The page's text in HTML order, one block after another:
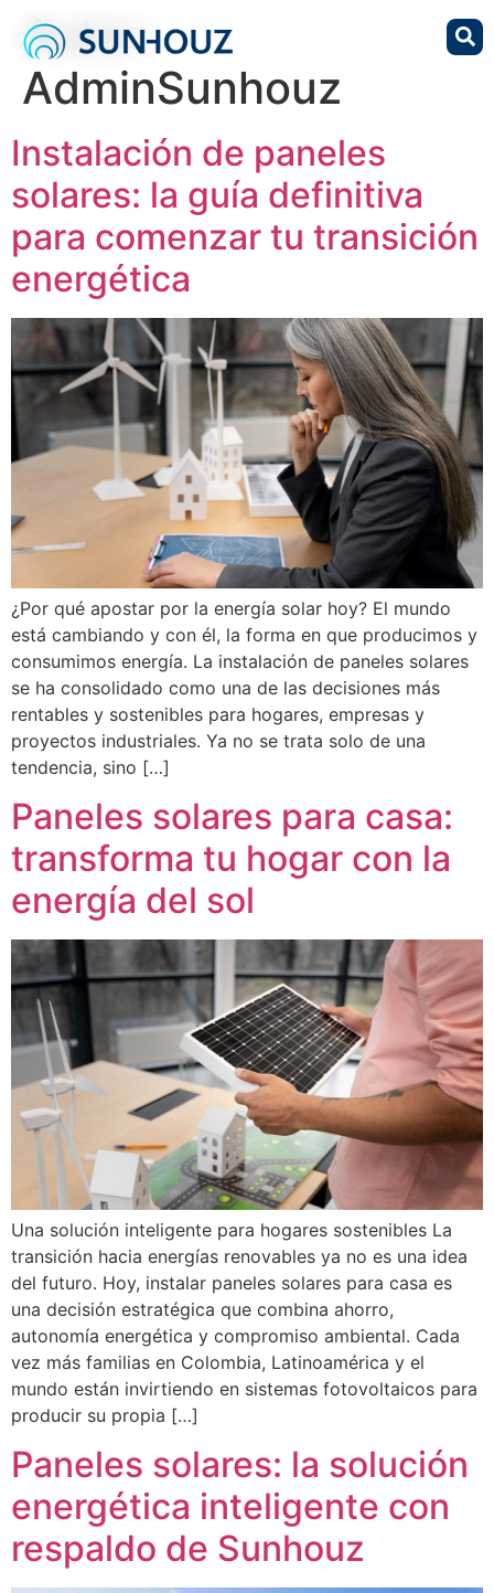
Autor:
AdminSunhouz
Instalación de paneles
solares: la guía definitiva
para comenzar tu transición
energética
¿Por qué apostar por la energía solar hoy? El mundo
está cambiando y con él, la forma en que producimos y
consumimos energía. La instalación de paneles solares
se ha consolidado como una de las decisiones más
rentables y sostenibles para hogares, empresas y
proyectos industriales. Ya no se trata solo de una
tendencia, sino […]
Paneles solares para casa:
transforma tu hogar con la
energía del sol
Una solución inteligente para hogares sostenibles La
transición hacia energías renovables ya no es una idea
del futuro. Hoy, instalar paneles solares para casa es
una decisión estratégica que combina ahorro,
autonomía energética y compromiso ambiental. Cada
vez más familias en Colombia, Latinoamérica y el
mundo están invirtiendo en sistemas fotovoltaicos para
producir su propia […]
Paneles solares: la solución
energética inteligente con
respaldo de Sunhouz